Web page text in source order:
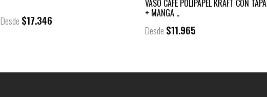
Desde $17.346
VASO CAFÉ POLIPAPEL KRAFT CON TAPA
+ MANGA ..
Desde $11.965